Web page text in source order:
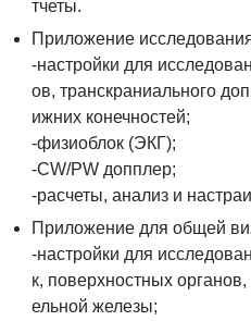
тчеты.
Приложение
-настройки для
ов, транскраниального
ижних конечностей;
-физиоблок (ЭКГ);
-СW/PW допплер;
-расчеты, анализ и
Приложение для общей
-настройки для
к, поверхностных
ельной железы;